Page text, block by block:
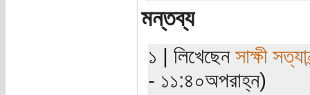
মন্তব্য
১ | লিখেছেন সাক্ষী
- ১১:৪০অপরাহ্ন)